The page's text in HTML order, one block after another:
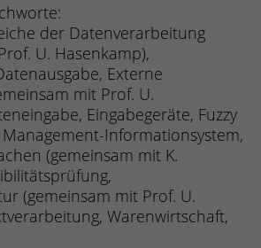
der Datenverarbeitung
U. Hasenkamp),
Externe
mit Prof. U.
Eingabegeräte, Fuzzy
Informationsystem,
(gemeinsam mit K.
(gemeinsam mit Prof. U.
Warenwirtschaft,